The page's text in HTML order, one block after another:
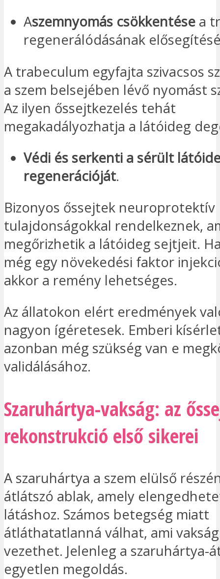
Aszemnyomás csökkentése a
regenerálódásának
A trabeculum egyfajta szivacsos
a szem belsejében lévő nyomást
Az ilyen őssejtkezelés tehát
megakadályozhatja a látóideg
Védi és serkenti a sérült
regenerációját.
Bizonyos őssejtek neuroprotektív
tulajdonságokkal rendelkeznek,
megőrizhetik a látóideg sejtjeit.
még egy növekedési faktor
akkor a remény lehetséges.
Az állatokon elért eredmények
nagyon ígéretesek. Emberi
azonban még szükség van e
validálásához.
Szaruhártya-vakság: az
rekonstrukció első sikerei
A szaruhártya a szem elülső
átlátszó ablak, amely
látáshoz. Számos betegség miatt
átláthatatlanná válhat, ami
vezethet. Jelenleg a szaruhártya-
egyetlen megoldás.